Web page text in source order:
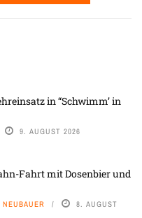
in “Schwimm’ in
9. AUGUST 2026
Fahrt mit Dosenbier und
8. AUGUST